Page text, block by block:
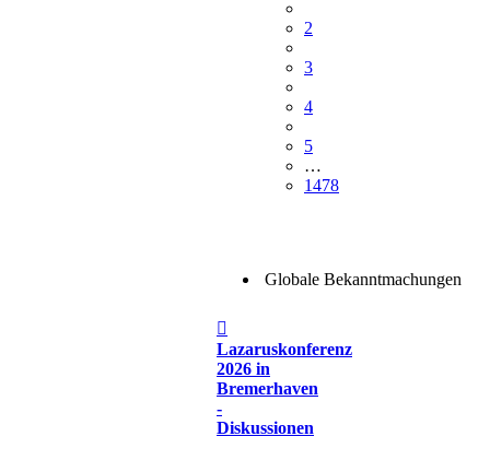
2
3
4
5
…
1478
Globale Bekanntmachungen
Lazaruskonferenz
2026 in
Bremerhaven
-
Diskussionen